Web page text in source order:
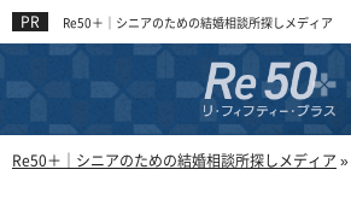
Re50＋｜シニアのための結婚相談所探しメディア
Re50＋｜シニアのための結婚相談所探しメディア »